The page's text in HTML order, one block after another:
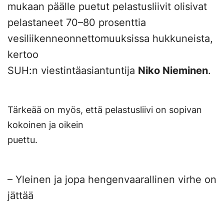
mukaan päälle puetut pelastusliivit olisivat
pelastaneet 70–80 prosenttia
vesiliikenneonnettomuuksissa hukkuneista,
kertoo
SUH:n viestintäasiantuntija Niko Nieminen.
Tärkeää on myös, että pelastusliivi on sopivan
kokoinen ja oikein
puettu.
– Yleinen ja jopa hengenvaarallinen virhe on
jättää